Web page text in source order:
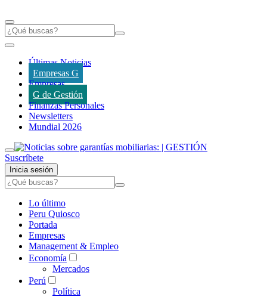
Últimas Noticias
Empresas G
Empresas
G de Gestión
Finanzas Personales
Newsletters
Mundial 2026
Suscríbete
Inicia sesión
Lo último
Peru Quiosco
Portada
Empresas
Management & Empleo
Economía
Mercados
Perú
Política